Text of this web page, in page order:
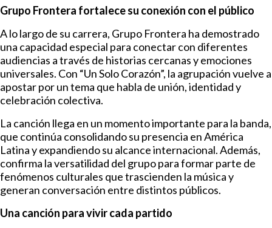
Grupo Frontera fortalece su conexión con el público
A lo largo de su carrera, Grupo Frontera ha demostrado
una capacidad especial para conectar con diferentes
audiencias a través de historias cercanas y emociones
universales. Con “Un Solo Corazón”, la agrupación vuelve a
apostar por un tema que habla de unión, identidad y
celebración colectiva.
La canción llega en un momento importante para la banda,
que continúa consolidando su presencia en América
Latina y expandiendo su alcance internacional. Además,
confirma la versatilidad del grupo para formar parte de
fenómenos culturales que trascienden la música y
generan conversación entre distintos públicos.
Una canción para vivir cada partido